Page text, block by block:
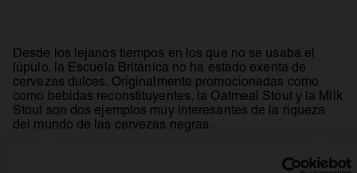
Desde los lejanos tiempos en los que no se usaba el
lúpulo, la Escuela Británica no ha estado exenta de
cervezas dulces. Originalmente promocionadas como
como bebidas reconstituyentes, la Oatmeal Stout y la Milk
Stout son dos ejemplos muy interesantes de la riqueza
del mundo de las cervezas negras.